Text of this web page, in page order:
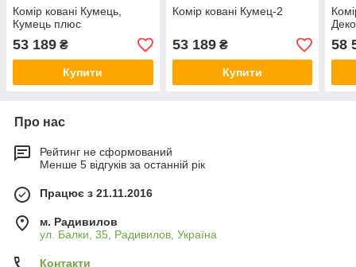
Комір ковані Кумець,
Кумець плюс
53 189 ₴
Купити
Комір ковані Кумец-2
53 189₴
Купити
58
Про нас
Рейтинг не сформований
Менше 5 відгуків за останній рік
Працює з 21.11.2016
м. Радивилов
ул. Балки, 35, Радивилов, Україна
Контакти